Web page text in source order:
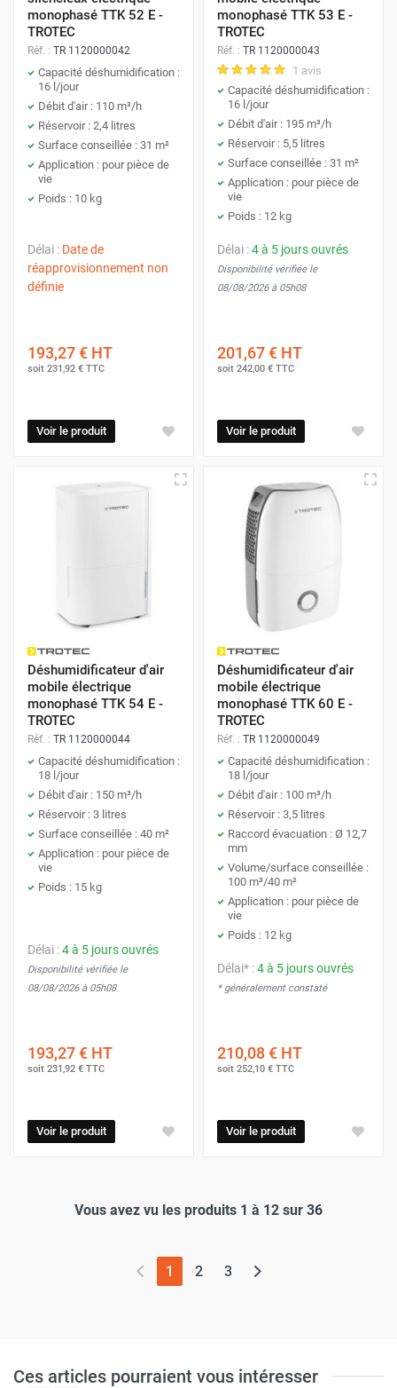
monophasé TTK 52 E -
TROTEC
Réf. : TR 1120000042
Capacité déshumidification :
16 l/jour
Débit d'air : 110 m³/h
Réservoir : 2,4 litres
Surface conseillée : 31 m²
Application : pour pièce de
vie
Poids : 10 kg
Délai : Date de
réapprovisionnement non
définie
193,27 € HT
soit 231,92 € TTC
Voir le produit
monophasé TTK 53 E -
TROTEC
Réf. : TR 1120000043
1 avis
Capacité déshumidification :
16 l/jour
Débit d'air : 195 m³/h
Réservoir : 5,5 litres
Surface conseillée : 31 m²
Application : pour pièce de
vie
Poids : 12 kg
Délai :4 à 5 jours ouvrés
Disponibilité vérifiée le
08/08/2026 à 05h08
201,67 € HT
soit 242,00 € TTC
Voir le produit
Déshumidificateur d'air
mobile électrique
monophasé TTK 54 E -
TROTEC
Réf. : TR 1120000044
Capacité déshumidification :
18 l/jour
Débit d'air : 150 m³/h
Réservoir : 3 litres
Surface conseillée : 40 m²
Application : pour pièce de
vie
Poids : 15 kg
Délai :4 à 5 jours ouvrés
Disponibilité vérifiée le
08/08/2026 à 05h08
193,27 € HT
soit 231,92 € TTC
Voir le produit
Déshumidificateur d'air
mobile électrique
monophasé TTK 60 E -
TROTEC
Réf. : TR 1120000049
Capacité déshumidification :
18 l/jour
Débit d'air : 100 m³/h
Réservoir : 3,5 litres
Raccord évacuation : Ø 12,7
mm
Volume/surface conseillée :
100 m³/40 m²
Application : pour pièce de
vie
Poids : 12 kg
Délai* :4 à 5 jours ouvrés
* généralement constaté
210,08 € HT
soit 252,10 € TTC
Voir le produit
Vous avez vu les produits 1 à 12 sur 36
1 (page actuelle)
2 3
Ces articles pourraient vous intéresser